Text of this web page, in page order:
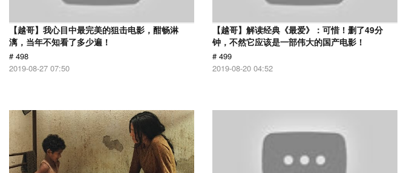
【越哥】我心目中最完美的狙击电影，酣畅淋
漓，当年不知看了多少遍！
# 498
2019-08-27 07:50
【越哥】解读经典《最爱》：可惜！删了49分
钟，不然它应该是一部伟大的国产电影！
# 499
2019-08-20 04:52